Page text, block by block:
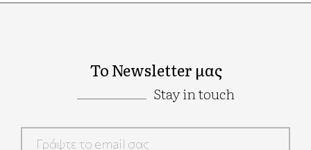
Το Newsletter μας
Stay in touch